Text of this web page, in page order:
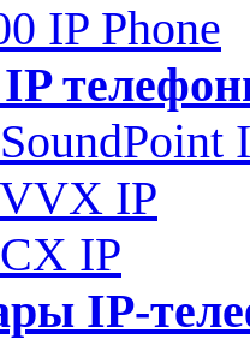
IP Phone
IP
IP
IP-